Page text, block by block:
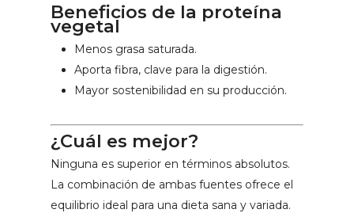
Beneficios de la proteína
vegetal
Menos grasa saturada.
Aporta fibra, clave para la digestión.
Mayor sostenibilidad en su producción.
¿Cuál es mejor?
Ninguna es superior en términos absolutos.
La combinación de ambas fuentes ofrece el
equilibrio ideal para una dieta sana y variada.